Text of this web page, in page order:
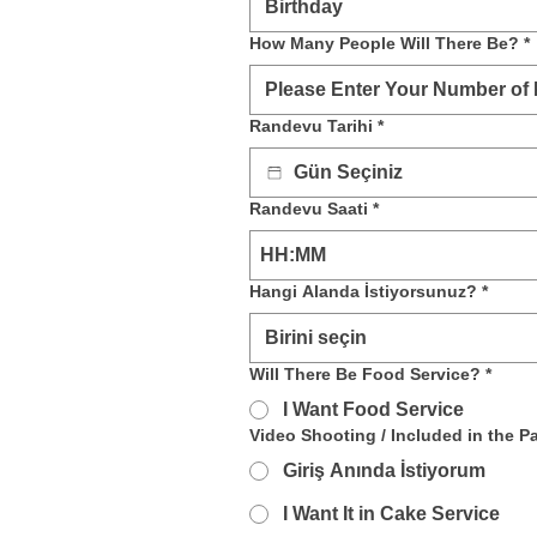
Birthday
How Many People Will There Be? *
Randevu Tarihi *
Randevu Saati *
:
Hangi Alanda İstiyorsunuz? *
Birini seçin
Will There Be Food Service? *
I Want Food Service
Video Shooting / Included in the
Giriş Anında İstiyorum
I Want It in Cake Service